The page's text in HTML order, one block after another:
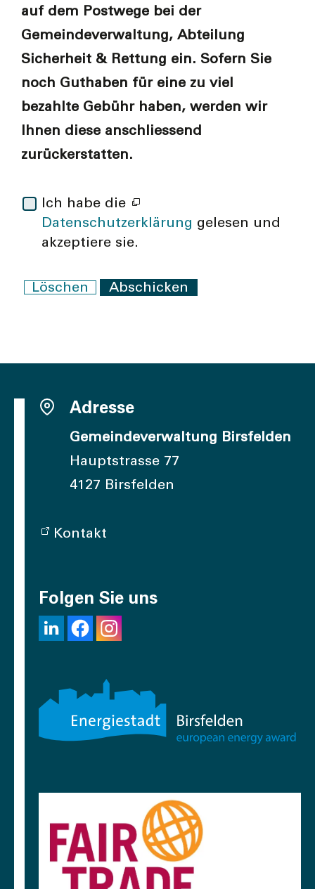
auf dem Postwege bei der
Gemeindeverwaltung, Abteilung
Sicherheit & Rettung ein. Sofern Sie
noch Guthaben für eine zu viel
bezahlte Gebühr haben, werden wir
Ihnen diese anschliessend
zurückerstatten.
Ich habe die
Datenschutzerklärung gelesen und
akzeptiere sie.
Löschen Abschicken
Adresse
Gemeindeverwaltung Birsfelden
Hauptstrasse 77
4127 Birsfelden
Kontakt
Folgen Sie uns